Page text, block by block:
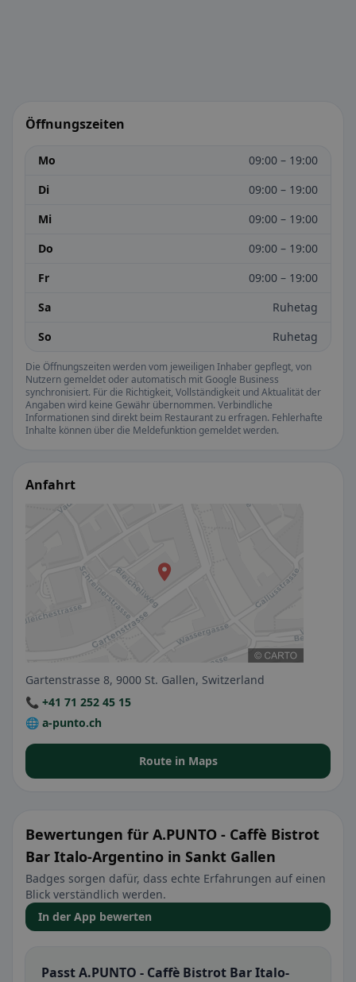
Öffnungszeiten
Mo
09:00 – 19:00
Di
09:00 – 19:00
Mi
09:00 – 19:00
Do
09:00 – 19:00
Fr
09:00 – 19:00
Sa
Ruhetag
So
Ruhetag
Die Öffnungszeiten werden vom jeweiligen Inhaber gepflegt, von
Nutzern gemeldet oder automatisch mit Google Business
synchronisiert. Für die Richtigkeit, Vollständigkeit und Aktualität der
Angaben wird keine Gewähr übernommen. Verbindliche
Informationen sind direkt beim Restaurant zu erfragen. Fehlerhafte
Inhalte können über die Meldefunktion gemeldet werden.
Anfahrt
Gartenstrasse 8, 9000 St. Gallen, Switzerland
📞 +41 71 252 45 15
🌐 a-punto.ch
Route in Maps
Bewertungen für A.PUNTO - Caffè Bistrot
Bar Italo-Argentino in Sankt Gallen
Badges sorgen dafür, dass echte Erfahrungen auf einen
Blick verständlich werden.
In der App bewerten
Passt A.PUNTO - Caffè Bistrot Bar Italo-